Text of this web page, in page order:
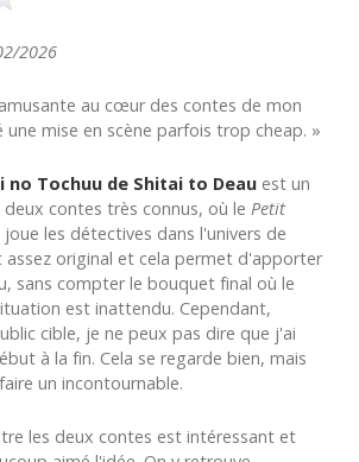
2026
au cœur des contes de mon
une mise en scène parfois trop cheap. »
no Tochuu de Shitai to Deau est un
contes très connus, où le Petit
joue les détectives dans l'univers de
assez original et cela permet d'apporter
sans compter le bouquet final où le
est inattendu. Cependant,
cible, je ne peux pas dire que j'ai
à la fin. Cela se regarde bien, mais
un incontournable.
les deux contes est intéressant et